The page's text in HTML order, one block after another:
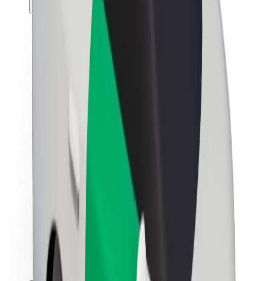
Θέσεις εργασίας
Σχετικά με τη Bolt
Βιωσιμότητα στη Bolt
Project Zero
Κέντρο Τύπου
Κατευθυντήριες γραμμές Brand
Αποστολή
Σχέσεις με Επενδυτές
Ηγεσία
Μάρκα
Μέσα ενημέρωσης
Urban Fund